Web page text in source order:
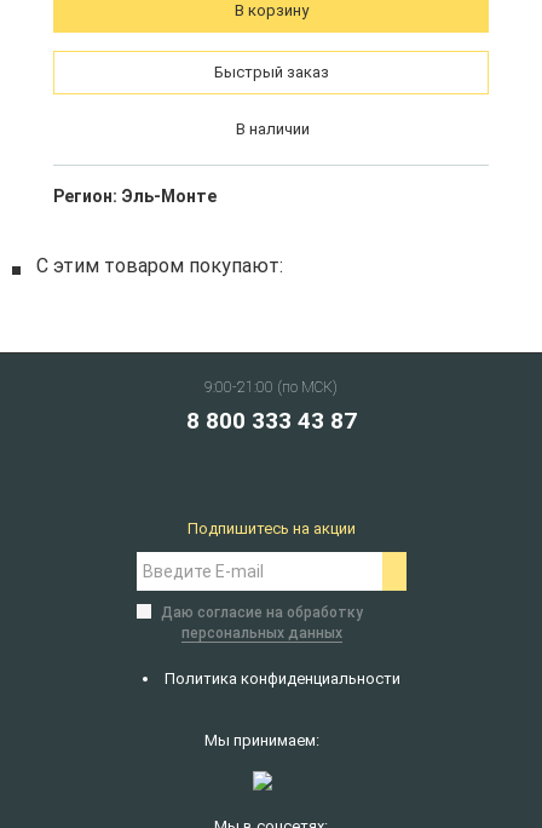
В корзину
Быстрый заказ
В наличии
Регион: Эль-Монте
С этим товаром покупают:
9:00-21:00 (по МСК)
8 800 333 43 87
Мы принимаем:
Политика конфиденциальности
Подпишитесь на акции
Даю согласие на обработку
персональных данных